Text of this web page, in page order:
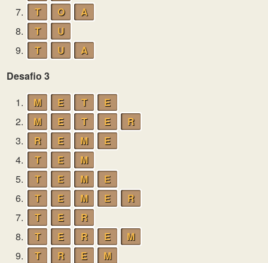
7.
T O
A
8.
T
U
9.
T U
A
Desafio 3
1.
M E T
E
2.
M E T E
R
3.
R E M
E
4.
T E
M
5.
T E M
E
6.
T E M E
R
7.
T E
R
8.
T E R E
M
9.
T R E
M